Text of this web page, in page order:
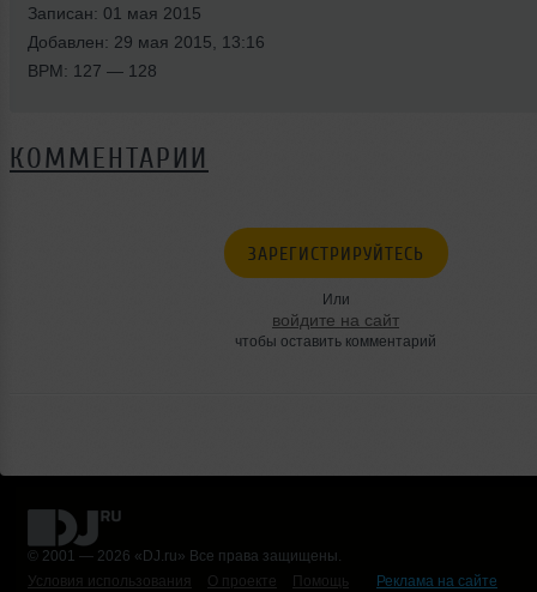
Записан: 01 мая 2015
Добавлен: 29 мая 2015, 13:16
BPM: 127 — 128
КОММЕНТАРИИ
ЗАРЕГИСТРИРУЙТЕСЬ
Или
войдите на сайт
чтобы оставить комментарий
© 2001 — 2026 «DJ.ru» Все права защищены.
Условия использования
О проекте Помощь
Реклама на сайте